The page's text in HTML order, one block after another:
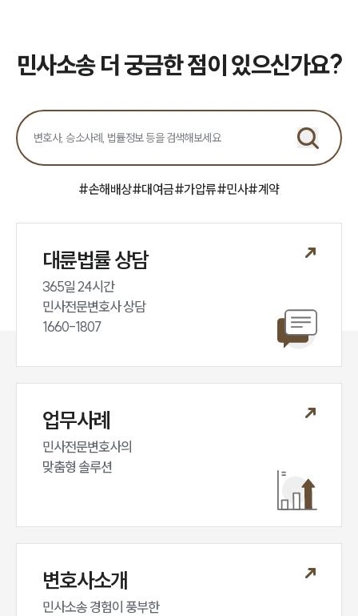
민사그룹 업무
전체
손해배상 · 민사전문변호사
뉴스레터/브로슈어
대륜법률상담예약
민사소송 더 궁금한 점이 있으신가요?
#손해배상#대여금#가압류#민사#계약
대륜법률 상담
365일 24시간
민사전문변호사 상담
1660-1807
업무사례
민사전문변호사의
맞춤형 솔루션
변호사소개
민사소송 경험이 풍부한